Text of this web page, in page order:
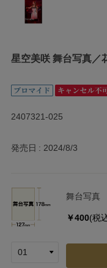
星空美咲 舞台写真／
2407321-025
発売日 2024/8/3
舞台写真
￥400(税